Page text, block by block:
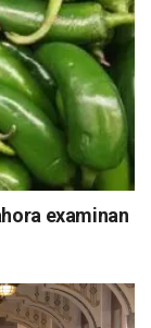
examinan